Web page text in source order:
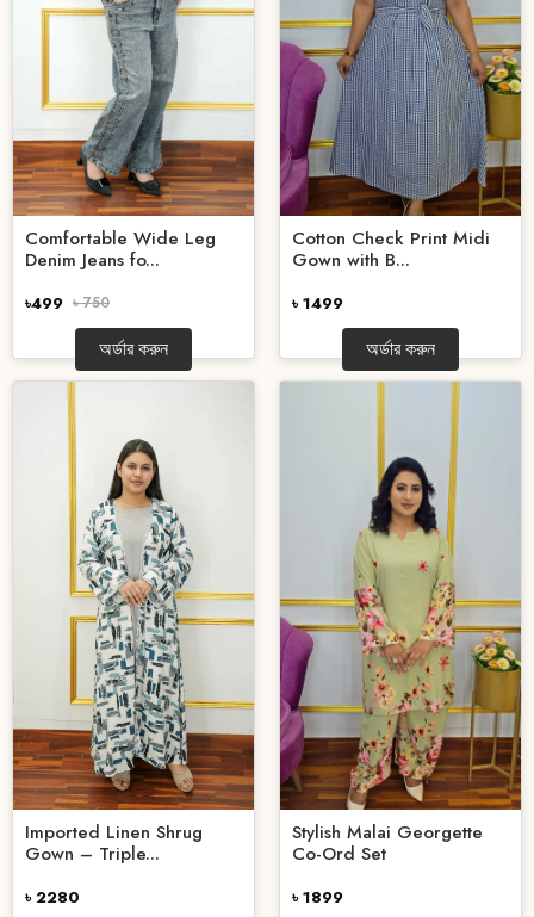
Comfortable Wide Leg
Denim Jeans fo...
৳499 ৳ 750
অর্ডার করুন
Cotton Check Print Midi
Gown with B...
৳ 1499
অর্ডার করুন
Imported Linen Shrug
Gown – Triple...
৳ 2280
Stylish Malai Georgette
Co-Ord Set
৳ 1899